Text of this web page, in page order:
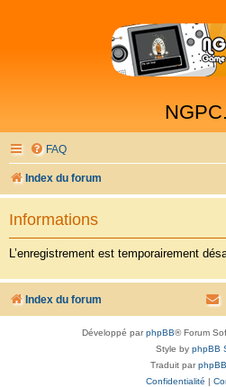
FAQ
Index du forum
Informations
L’enregistrement est temporairement
Index du forum
Développé parphpBB® Forum
Style by phpBB
Traduit par
Confidentialité |